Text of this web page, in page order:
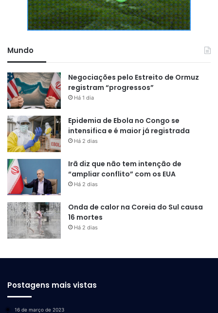
Mundo
Negociações pelo Estreito de Ormuz
registram “progressos”
Há 1 dia
Epidemia de Ebola no Congo se
intensifica e é maior já registrada
Há 2 dias
Irã diz que não tem intenção de
“ampliar conflito” com os EUA
Há 2 dias
Onda de calor na Coreia do Sul causa
16 mortes
Há 2 dias
Postagens mais vistas
16 de março de 2023